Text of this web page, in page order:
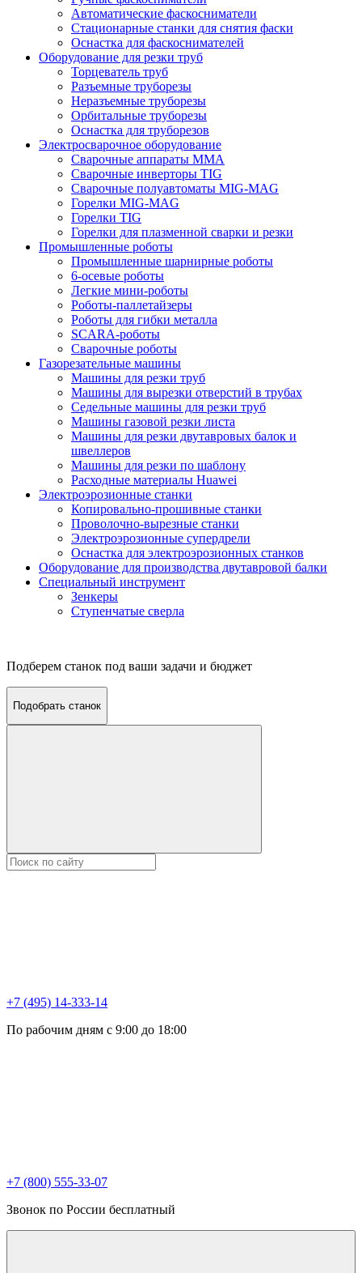
Автоматические фаскосниматели
Стационарные станки для снятия фаски
Оснастка для фаскоснимателей
Оборудование для резки труб
Торцеватель труб
Разъемные труборезы
Неразъемные труборезы
Орбитальные труборезы
Оснастка для труборезов
Электросварочное оборудование
Сварочные аппараты MMA
Сварочные инверторы TIG
Сварочные полуавтоматы MIG-MAG
Горелки MIG-MAG
Горелки TIG
Горелки для плазменной сварки и резки
Промышленные роботы
Промышленные шарнирные роботы
6-осевые роботы
Легкие мини-роботы
Роботы-паллетайзеры
Роботы для гибки металла
SCARA-роботы
Сварочные роботы
Газорезательные машины
Машины для резки труб
Машины для вырезки отверстий в трубах
Седельные машины для резки труб
Машины газовой резки листа
Машины для резки двутавровых балок и
швеллеров
Машины для резки по шаблону
Расходные материалы Huawei
Электроэрозионные станки
Копировально-прошивные станки
Проволочно-вырезные станки
Электроэрозионные супердрели
Оснастка для электроэрозионных станков
Оборудование для производства двутавровой балки
Специальный инструмент
Зенкеры
Ступенчатые сверла
Подберем станок под ваши задачи и бюджет
Подобрать станок
+7 (495) 14-333-14
По рабочим дням с 9:00 до 18:00
+7 (800) 555-33-07
Звонок по России бесплатный